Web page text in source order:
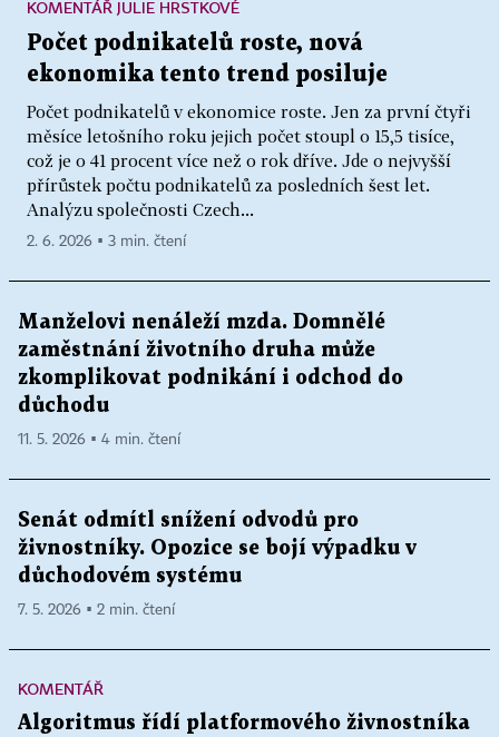
Počet podnikatelů roste, nová
ekonomika tento trend posiluje
Počet podnikatelů v ekonomice roste. Jen za první čtyři
měsíce letošního roku jejich počet stoupl o 15,5 tisíce,
což je o 41 procent více než o rok dříve. Jde o nejvyšší
přírůstek počtu podnikatelů za posledních šest let.
Analýzu společnosti Czech...
KOMENTÁŘ JULIE HRSTKOVÉ
2. 6. 2026 ▪ 3 min. čtení
Manželovi nenáleží mzda. Domnělé
zaměstnání životního druha může
zkomplikovat podnikání i odchod do
důchodu
11. 5. 2026 ▪ 4 min. čtení
Senát odmítl snížení odvodů pro
živnostníky. Opozice se bojí výpadku v
důchodovém systému
7. 5. 2026 ▪ 2 min. čtení
KOMENTÁŘ
Algoritmus řídí platformového živnostníka